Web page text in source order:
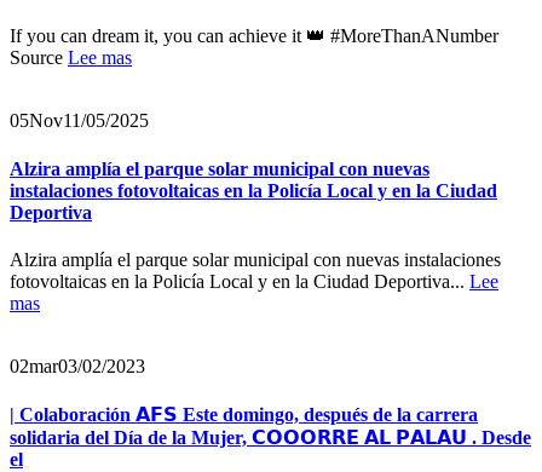
If you can dream it, you can achieve it 👑 #MoreThanANumber
Source Lee mas
05Nov11/05/2025
Alzira amplía el parque solar municipal con nuevas
instalaciones fotovoltaicas en la Policía Local y en la Ciudad
Deportiva
Alzira amplía el parque solar municipal con nuevas instalaciones
fotovoltaicas en la Policía Local y en la Ciudad Deportiva... Lee
mas
02mar03/02/2023
| Colaboración 𝗔𝗙𝗦 Este domingo, después de la carrera
solidaria del Día de la Mujer, 𝗖𝗢𝗢𝗢𝗥𝗥𝗘 𝗔𝗟 𝗣𝗔𝗟𝗔𝗨 . Desde
el